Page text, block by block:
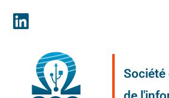
Société